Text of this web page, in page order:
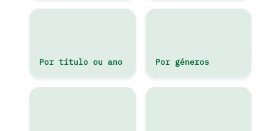
Por título ou ano Por géneros